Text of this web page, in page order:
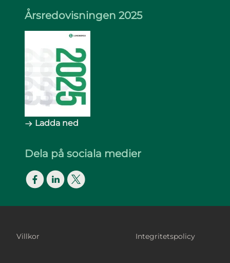
Årsredovisningen 2025
Ladda ned
Dela på sociala medier
FacebookLinkedInTwitter
Footer Bottom
Villkor Integritetspolicy